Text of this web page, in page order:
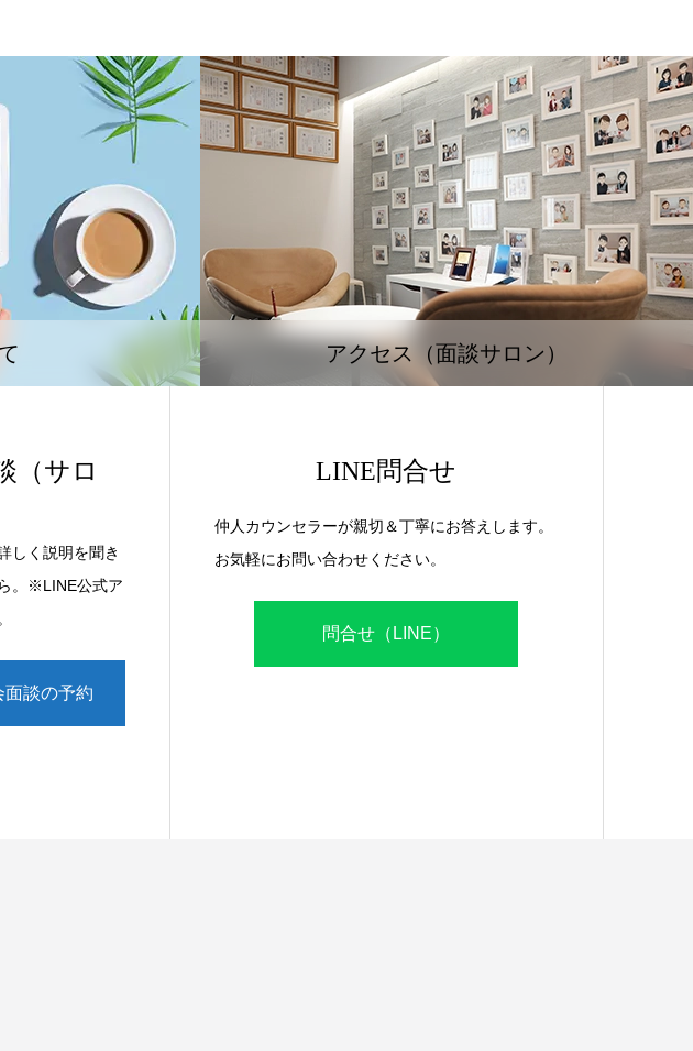
アクセス（面談サロン）
（サロ
しく説明を聞き
。※LINE公式ア
面談の予約
LINE問合せ
仲人カウンセラーが親切＆丁寧にお答えします。
お気軽にお問い合わせください。
問合せ（LINE）